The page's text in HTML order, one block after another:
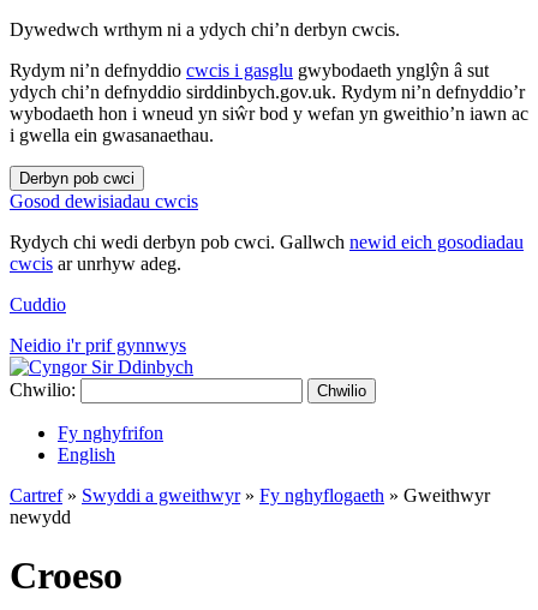
Dywedwch wrthym ni a ydych chi’n derbyn cwcis.
Rydym ni’n defnyddio cwcis i gasglu gwybodaeth ynglŷn â sut
ydych chi’n defnyddio sirddinbych.gov.uk. Rydym ni’n defnyddio’r
wybodaeth hon i wneud yn siŵr bod y wefan yn gweithio’n iawn ac
i gwella ein gwasanaethau.
Derbyn pob cwci
Gosod dewisiadau cwcis
Rydych chi wedi derbyn pob cwci. Gallwch newid eich gosodiadau
cwcis ar unrhyw adeg.
Cuddio
Neidio i'r prif gynnwys
Chwilio: Chwilio
Fy nghyfrifon
English
Cartref» Swyddi a gweithwyr» Fy nghyflogaeth » Gweithwyr
newydd
Croeso